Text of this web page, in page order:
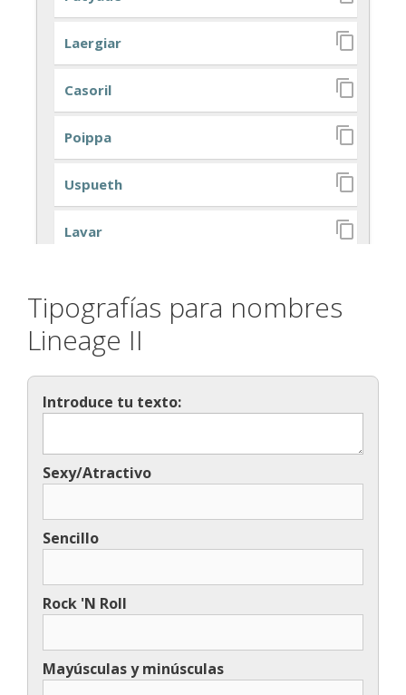
Tipografías para nombres
Lineage II
Introduce tu texto:
Sexy/Atractivo
Sencillo
Rock 'N Roll
Mayúsculas y minúsculas